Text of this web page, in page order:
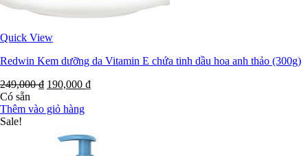
Quick View
Redwin Kem dưỡng da Vitamin E chứa tinh dầu hoa anh thảo (300g)
249,000₫ 190,000 ₫
Có sẵn
Thêm vào giỏ hàng
Sale!